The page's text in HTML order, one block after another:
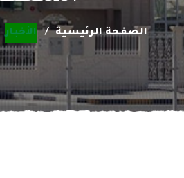
الصفحة الرئيسية الأخبار